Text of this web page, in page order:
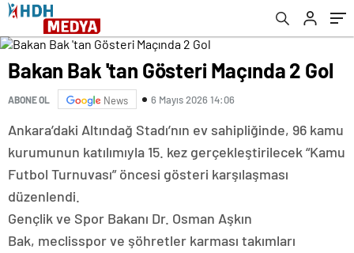
Bakan Bak 'tan Gösteri Maçında 2 Gol
ABONE OL News 6 Mayıs 2026 14:06
Ankara’daki Altındağ Stadı’nın ev sahipliğinde, 96 kamu
kurumunun katılımıyla 15. kez gerçekleştirilecek “Kamu
Futbol Turnuvası” öncesi gösteri karşılaşması
düzenlendi.
Gençlik ve Spor Bakanı Dr. Osman Aşkın
Bak, meclisspor ve şöhretler karması takımları